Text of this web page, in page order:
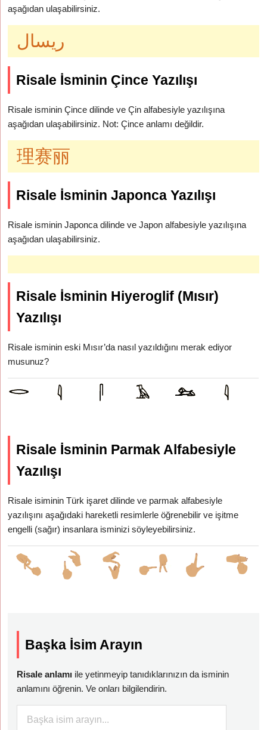
aşağıdan ulaşabilirsiniz.
ريسال
Risale İsminin Çince Yazılışı
Risale isminin Çince dilinde ve Çin alfabesiyle yazılışına
aşağıdan ulaşabilirsiniz. Not: Çince anlamı değildir.
理赛丽
Risale İsminin Japonca Yazılışı
Risale isminin Japonca dilinde ve Japon alfabesiyle yazılışına
aşağıdan ulaşabilirsiniz.
Risale İsminin Hiyeroglif (Mısır)
Yazılışı
Risale isminin eski Mısır’da nasıl yazıldığını merak ediyor
musunuz?
Risale İsminin Parmak Alfabesiyle
Yazılışı
Risale isiminin Türk işaret dilinde ve parmak alfabesiyle
yazılışını aşağıdaki hareketli resimlerle öğrenebilir ve işitme
engelli (sağır) insanlara isminizi söyleyebilirsiniz.
Başka İsim Arayın
Risale anlamı ile yetinmeyip tanıdıklarınızın da isminin
anlamını öğrenin. Ve onları bilgilendirin.